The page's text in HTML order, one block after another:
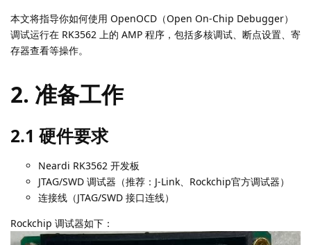
本文将指导你如何使用 OpenOCD（Open On-Chip Debugger）
调试运行在 RK3562 上的 AMP 程序，包括多核调试、断点设置、寄
存器查看等操作。
2. 准备工作
2.1 硬件要求
Neardi RK3562 开发板
JTAG/SWD 调试器（推荐：J-Link、Rockchip官方调试器）
连接线（JTAG/SWD 接口连线）
Rockchip 调试器如下：